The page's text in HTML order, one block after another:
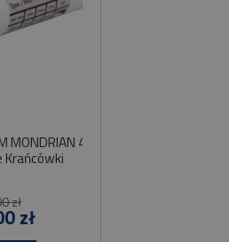
MONDRIAN 4
Krańcówki
zł
zł